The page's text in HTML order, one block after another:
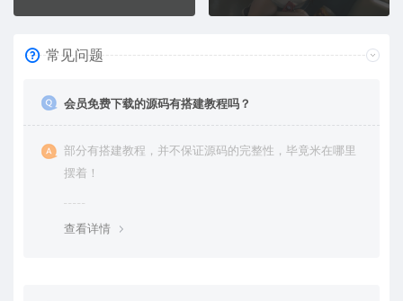
常见问题
会员免费下载的源码有搭建教程吗？
部分有搭建教程，并不保证源码的完整性，毕竟米在哪里
摆着！
查看详情